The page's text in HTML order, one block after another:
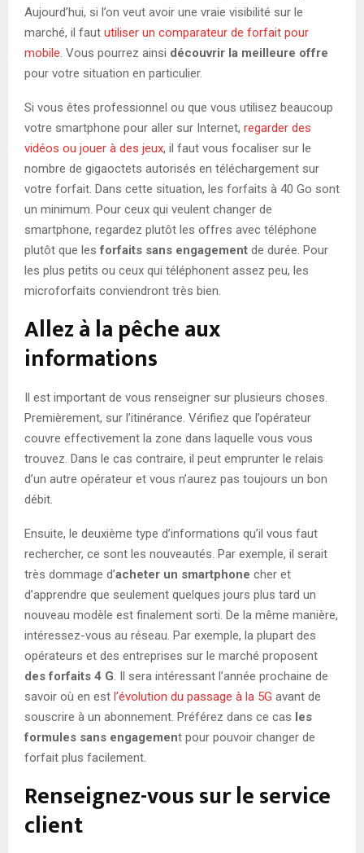
Aujourd’hui, si l’on veut avoir une vraie visibilité sur le
marché, il faut utiliser un comparateur de forfait pour
mobile. Vous pourrez ainsi découvrir la meilleure offre
pour votre situation en particulier.
Si vous êtes professionnel ou que vous utilisez beaucoup
votre smartphone pour aller sur Internet, regarder des
vidéos ou jouer à des jeux, il faut vous focaliser sur le
nombre de gigaoctets autorisés en téléchargement sur
votre forfait. Dans cette situation, les forfaits à 40 Go sont
un minimum. Pour ceux qui veulent changer de
smartphone, regardez plutôt les offres avec téléphone
plutôt que lesforfaits sans engagement de durée. Pour
les plus petits ou ceux qui téléphonent assez peu, les
microforfaits conviendront très bien.
Allez à la pêche aux
informations
Il est important de vous renseigner sur plusieurs choses.
Premièrement, sur l’itinérance. Vérifiez que l’opérateur
couvre effectivement la zone dans laquelle vous vous
trouvez. Dans le cas contraire, il peut emprunter le relais
d’un autre opérateur et vous n’aurez pas toujours un bon
débit.
Ensuite, le deuxième type d’informations qu’il vous faut
rechercher, ce sont les nouveautés. Par exemple, il serait
très dommage d’acheter un smartphone cher et
d’apprendre que seulement quelques jours plus tard un
nouveau modèle est finalement sorti. De la même manière,
intéressez-vous au réseau. Par exemple, la plupart des
opérateurs et des entreprises sur le marché proposent
des forfaits 4 G. Il sera intéressant l’année prochaine de
savoir où en est l’évolution du passage à la 5G avant de
souscrire à un abonnement. Préférez dans ce cas les
formules sans engagement pour pouvoir changer de
forfait plus facilement.
Renseignez-vous sur le service
client